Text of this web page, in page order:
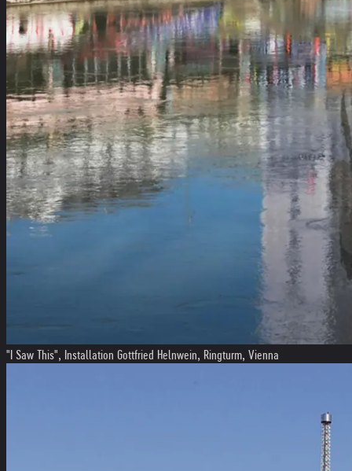
"I Saw This", Installation Gottfried Helnwein, Ringturm, Vienna